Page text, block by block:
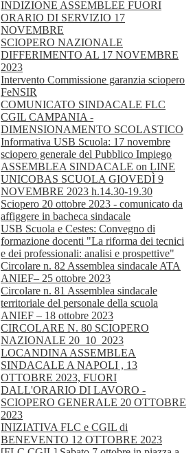
INDIZIONE ASSEMBLEE FUORI
ORARIO DI SERVIZIO 17
NOVEMBRE
SCIOPERO NAZIONALE
DIFFERIMENTO AL 17 NOVEMBRE
2023
Intervento Commissione garanzia sciopero
FeNSIR
COMUNICATO SINDACALE FLC
CGIL CAMPANIA -
DIMENSIONAMENTO SCOLASTICO
Informativa USB Scuola: 17 novembre
sciopero generale del Pubblico Impiego
ASSEMBLEA SINDACALE on LINE
UNICOBAS SCUOLA GIOVEDÌ 9
NOVEMBRE 2023 h.14.30-19.30
Sciopero 20 ottobre 2023 - comunicato da
affiggere in bacheca sindacale
USB Scuola e Cestes: Convegno di
formazione docenti "La riforma dei tecnici
e dei professionali: analisi e prospettive"
Circolare n. 82 Assemblea sindacale ATA
ANIEF– 25 ottobre 2023
Circolare n. 81 Assemblea sindacale
territoriale del personale della scuola
ANIEF – 18 ottobre 2023
CIRCOLARE N. 80 SCIOPERO
NAZIONALE 20_10_2023
LOCANDINA ASSEMBLEA
SINDACALE A NAPOLI , 13
OTTOBRE 2023, FUORI
DALL'ORARIO DI LAVORO -
SCIOPERO GENERALE 20 OTTOBRE
2023
INIZIATIVA FLC e CGIL di
BENEVENTO 12 OTTOBRE 2023